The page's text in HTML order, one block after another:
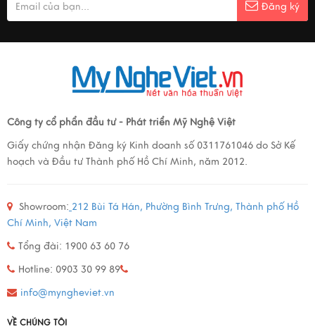
Đăng ký
Công ty cổ phẩn đầu tư - Phát triển Mỹ Nghệ Việt
Giấy chứng nhận Đăng ký Kinh doanh số 0311761046 do Sở Kế
hoạch và Đầu tư Thành phố Hồ Chí Minh, năm 2012.
Showroom: 212 Bùi Tá Hán, Phường Bình Trưng, Thành phố Hồ
Chí Minh, Việt Nam
Tổng đài: 1900 63 60 76
Hotline: 0903 30 99 89
info@myngheviet.vn
VỀ CHÚNG TÔI